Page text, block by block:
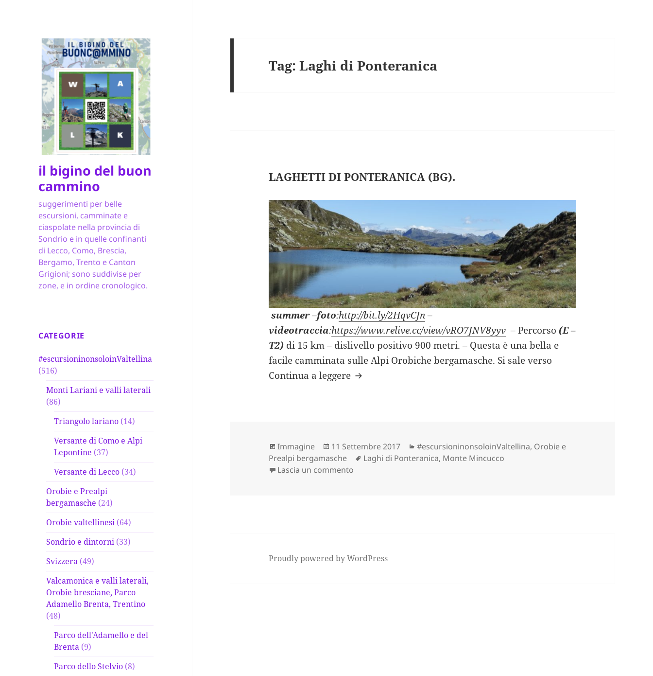
il bigino del buon
cammino
suggerimenti per belle
escursioni, camminate e
ciaspolate nella provincia di
Sondrio e in quelle confinanti
di Lecco, Como, Brescia,
Bergamo, Trento e Canton
Grigioni; sono suddivise per
zone, e in ordine cronologico.
CATEGORIE
#escursioninonsoloinValtellina
(516)
Monti Lariani e valli laterali
(86)
Triangolo lariano (14)
Versante di Como e Alpi
Lepontine (37)
Versante di Lecco (34)
Orobie e Prealpi
bergamasche (24)
Orobie valtellinesi (64)
Sondrio e dintorni (33)
Svizzera (49)
Valcamonica e valli laterali,
Orobie bresciane, Parco
Adamello Brenta, Trentino
(48)
Parco dell'Adamello e del
Brenta (9)
Parco dello Stelvio (8)
Tag:Laghi di Ponteranica
LAGHETTI DI PONTERANICA (BG).
summer–foto:http://bit.ly/2HqvCJn–
videotraccia:https://www.relive.cc/view/vRO7JNV8yyv – Percorso(E –
T2) di 15 km – dislivello positivo 900 metri. – Questa è una bella e
facile camminata sulle Alpi Orobiche bergamasche. Si sale verso
Continua a leggere LAGHETTI DI PONTERANICA (BG).
Formato
Immagine
Scritto
il
11 Settembre 2017 Categorie
#escursioninonsoloinValtellina, Orobie e
Prealpi bergamasche
Tag
Laghi di Ponteranica, Monte Mincucco
Lascia un commento
Proudly powered by WordPress